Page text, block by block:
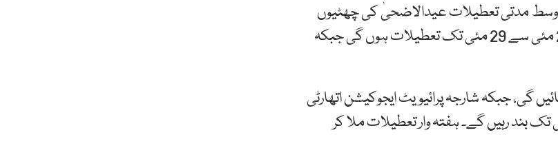
وسط مدتی تعطیلات عیدالاضحیٰ کی چھٹیوں
کے ساتھ یکجا ہوں گی۔ طلبہ، اساتذہ اور انتظامی عملے کیلئے 25 مئی سے 29 مئی تک تعطیلات ہوں گی جبکہ
جبکہ شارجہ پرائیویٹ ایجوکیشن اتھارٹی
کیا ہے کہ شارجہ کے نجی تعلیمی ادارے 25 سے 28 مئی تک بند رہیں گے۔ ہفتہ وار تعطیلات ملا کر